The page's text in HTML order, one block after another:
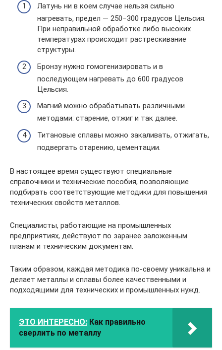
Латунь ни в коем случае нельзя сильно
нагревать, предел — 250−300 градусов Цельсия.
При неправильной обработке либо высоких
температурах происходит растрескивание
структуры.
Бронзу нужно гомогенизировать и в
последующем нагревать до 600 градусов
Цельсия.
Магний можно обрабатывать различными
методами: старение, отжиг и так далее.
Титановые сплавы можно закаливать, отжигать,
подвергать старению, цементации.
В настоящее время существуют специальные
справочники и технические пособия, позволяющие
подбирать соответствующие методики для повышения
технических свойств металлов.
Специалисты, работающие на промышленных
предприятиях, действуют по заранее заложенным
планам и техническим документам.
Таким образом, каждая методика по-своему уникальна и
делает металлы и сплавы более качественными и
подходящими для технических и промышленных нужд.
ЭТО ИНТЕРЕСНО: Как правильно
сверлить по металлу